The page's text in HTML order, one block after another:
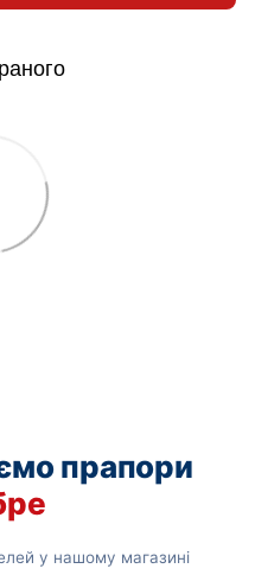
прапори
у нашому магазині